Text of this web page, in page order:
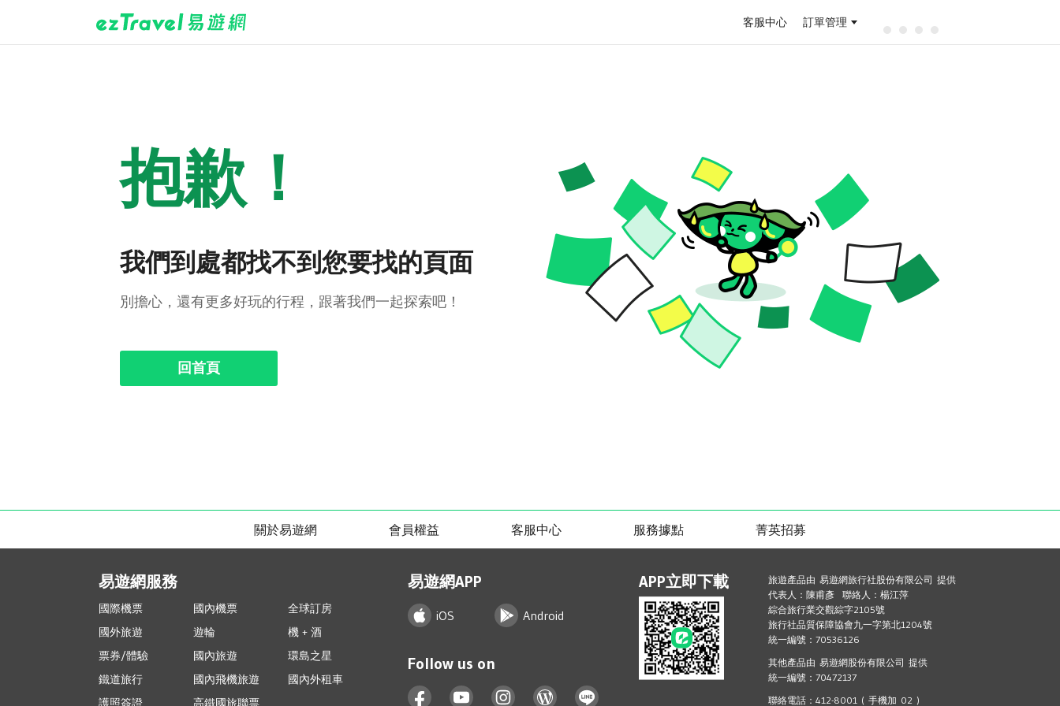
客服中心 訂單管理
抱歉！
我們到處都找不到您要找的頁面
別擔心，還有更多好玩的行程，跟著我們一起探索吧！
回首頁
關於易遊網 會員權益 客服中心 服務據點 菁英招募
易遊網服務
國際機票 國內機票
全球訂房
國外旅遊
遊輪
機 + 酒
票券/體驗
國內旅遊
環島之星
鐵道旅行
國內飛機旅遊
國內外租車
護照簽證
高鐵國旅聯票
易遊網APP
iOS Android
Follow us on
APP立即下載
旅遊產品由 易遊網旅行社股份有限公司 提供
代表人：陳甫彥 聯絡人：楊江萍
綜合旅行業交觀綜字2105號
旅行社品質保障協會九一字第北1204號
統一編號：70536126
其他產品由 易遊網股份有限公司 提供
統一編號：70472137
聯絡電話：412-8001 ( 手機加 02 )